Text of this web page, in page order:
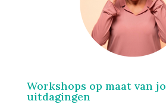
Workshops op maat van
uitdagingen